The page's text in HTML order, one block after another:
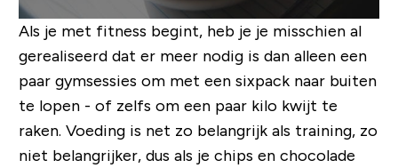
Als je met fitness begint, heb je je misschien al
gerealiseerd dat er meer nodig is dan alleen een
paar gymsessies om met een sixpack naar buiten
te lopen - of zelfs om een ​​paar kilo kwijt te
raken. Voeding is net zo belangrijk als training, zo
niet belangrijker, dus als je chips en chocolade